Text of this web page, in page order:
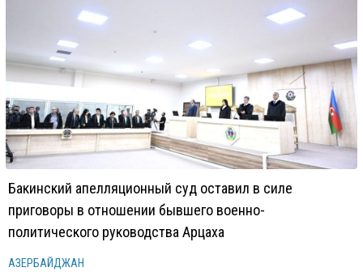
Бакинский апелляционный суд оставил в силе
приговоры в отношении бывшего военно-
политического руководства Арцаха
АЗЕРБАЙДЖАН